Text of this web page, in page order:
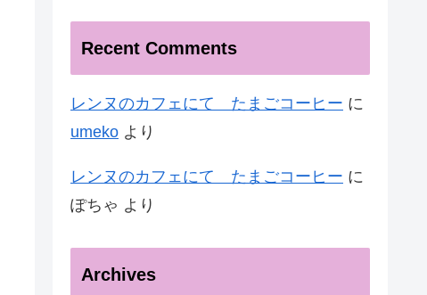
Recent Comments
レンヌのカフェにて たまごコーヒー に
umeko より
レンヌのカフェにて たまごコーヒー に
ぽちゃ より
Archives